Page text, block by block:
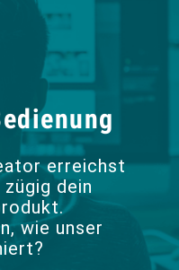
erreichst
dein
wie unser